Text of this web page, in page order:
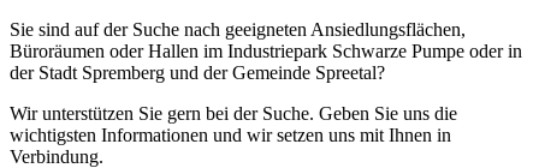
Sie sind auf der Suche nach geeigneten Ansiedlungsflächen,
Büroräumen oder Hallen im Industriepark Schwarze Pumpe oder in
der Stadt Spremberg und der Gemeinde Spreetal?
Wir unterstützen Sie gern bei der Suche. Geben Sie uns die
wichtigsten Informationen und wir setzen uns mit Ihnen in
Verbindung.